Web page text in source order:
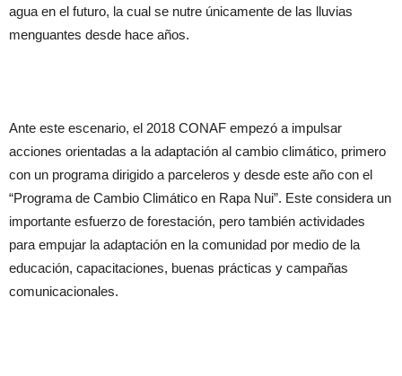
agua en el futuro, la cual se nutre únicamente de las lluvias
menguantes desde hace años.
Ante este escenario, el 2018 CONAF empezó a impulsar
acciones orientadas a la adaptación al cambio climático, primero
con un programa dirigido a parceleros y desde este año con el
“Programa de Cambio Climático en Rapa Nui”. Este considera un
importante esfuerzo de forestación, pero también actividades
para empujar la adaptación en la comunidad por medio de la
educación, capacitaciones, buenas prácticas y campañas
comunicacionales.